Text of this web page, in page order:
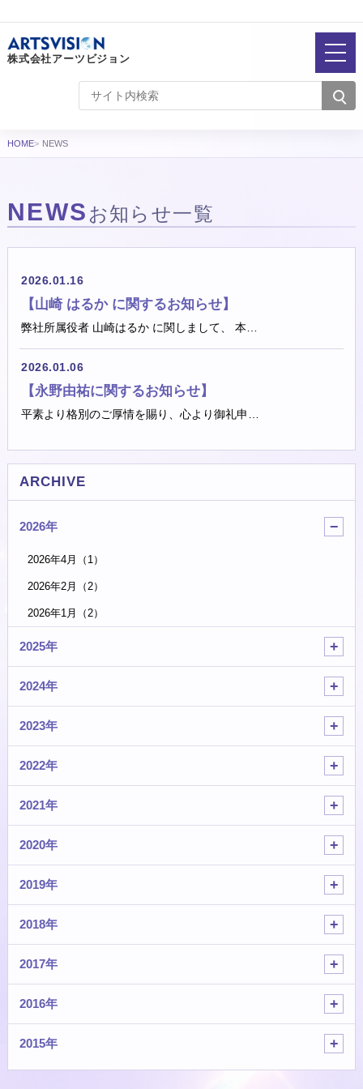
株式会社アーツビジョン
HOME NEWS
NEWS お知らせ一覧
2026.01.16
【山崎 はるか に関するお知らせ】
弊社所属役者 山崎はるか に関しまして、 本…
2026.01.06
【永野由祐に関するお知らせ】
平素より格別のご厚情を賜り、心より御礼申…
ARCHIVE
2026年
2026年4月（1）
2026年2月（2）
2026年1月（2）
2025年
2024年
2023年
2022年
2021年
2020年
2019年
2018年
2017年
2016年
2015年